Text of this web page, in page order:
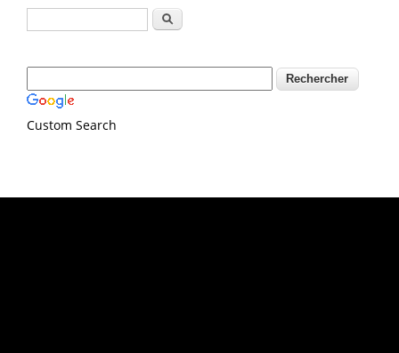
Formulaire de recherche
Rechercher
Custom Search